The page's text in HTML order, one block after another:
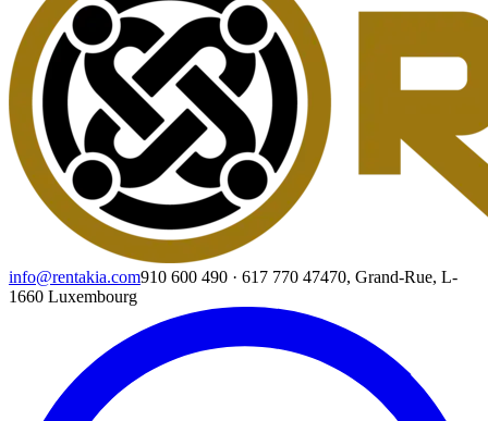
info@rentakia.com910 600 490 · 617 770 47470, Grand-Rue, L-
1660 Luxembourg